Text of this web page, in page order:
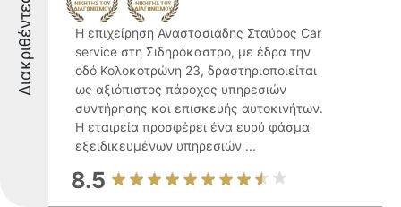
Διακριθέντες
Η επιχείρηση Αναστασιάδης Σταύρος Car
service στη Σιδηρόκαστρο, με έδρα την
οδό Κολοκοτρώνη 23, δραστηριοποιείται
ως αξιόπιστος πάροχος υπηρεσιών
συντήρησης και επισκευής αυτοκινήτων.
Η εταιρεία προσφέρει ένα ευρύ φάσμα
εξειδικευμένων υπηρεσιών ...
8.5